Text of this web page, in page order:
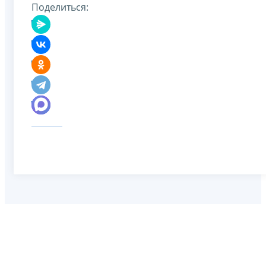
Поделиться: